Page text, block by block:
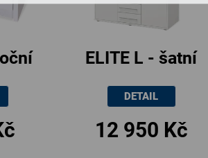
ELITE L - šatní
skříň,
122x205x51cm
12 950 Kč
DETAIL